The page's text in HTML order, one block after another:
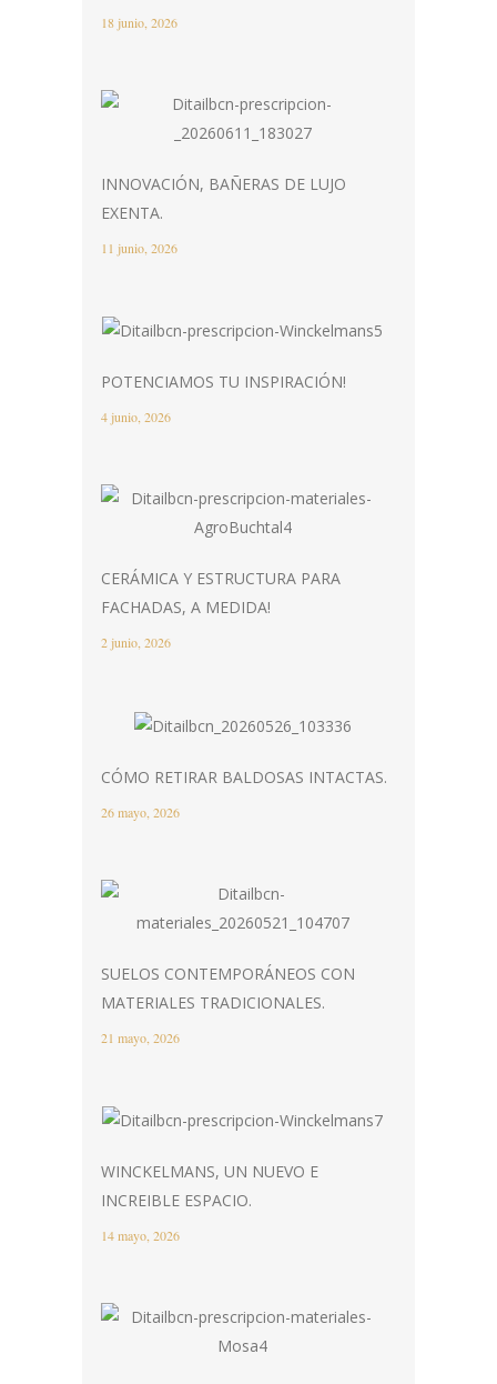
18 junio, 2026
INNOVACIÓN, BAÑERAS DE LUJO
EXENTA.
11 junio, 2026
POTENCIAMOS TU INSPIRACIÓN!
4 junio, 2026
CERÁMICA Y ESTRUCTURA PARA
FACHADAS, A MEDIDA!
2 junio, 2026
CÓMO RETIRAR BALDOSAS INTACTAS.
26 mayo, 2026
SUELOS CONTEMPORÁNEOS CON
MATERIALES TRADICIONALES.
21 mayo, 2026
WINCKELMANS, UN NUEVO E
INCREIBLE ESPACIO.
14 mayo, 2026